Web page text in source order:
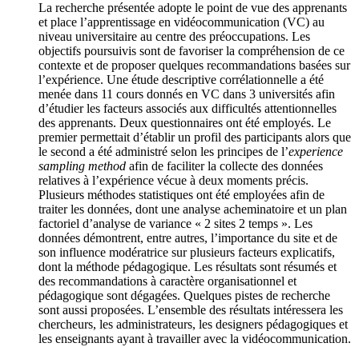
La recherche présentée adopte le point de vue des apprenants
et place l’apprentissage en vidéocommunication (VC) au
niveau universitaire au centre des préoccupations. Les
objectifs poursuivis sont de favoriser la compréhension de ce
contexte et de proposer quelques recommandations basées sur
l’expérience. Une étude descriptive corrélationnelle a été
menée dans 11 cours donnés en VC dans 3 universités afin
d’étudier les facteurs associés aux difficultés attentionnelles
des apprenants. Deux questionnaires ont été employés. Le
premier permettait d’établir un profil des participants alors que
le second a été administré selon les principes de l’experience
sampling method afin de faciliter la collecte des données
relatives à l’expérience vécue à deux moments précis.
Plusieurs méthodes statistiques ont été employées afin de
traiter les données, dont une analyse acheminatoire et un plan
factoriel d’analyse de variance « 2 sites 2 temps ». Les
données démontrent, entre autres, l’importance du site et de
son influence modératrice sur plusieurs facteurs explicatifs,
dont la méthode pédagogique. Les résultats sont résumés et
des recommandations à caractère organisationnel et
pédagogique sont dégagées. Quelques pistes de recherche
sont aussi proposées. L’ensemble des résultats intéressera les
chercheurs, les administrateurs, les designers pédagogiques et
les enseignants ayant à travailler avec la vidéocommunication.